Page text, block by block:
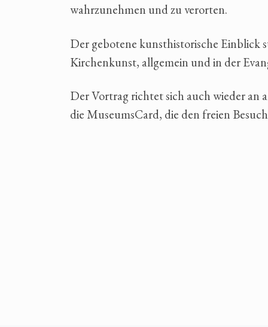
wahrzunehmen und zu verorten.
Der gebotene kunsthistorische Einblick
Kirchenkunst, allgemein und in der
Der Vortrag richtet sich auch wieder an
die MuseumsCard, die den freien